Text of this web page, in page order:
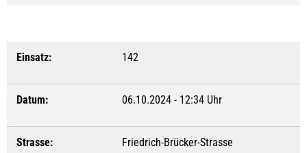
Einsatz: 142
Datum: 06.10.2024 - 12:34 Uhr
Strasse: Friedrich-Brücker-Strasse